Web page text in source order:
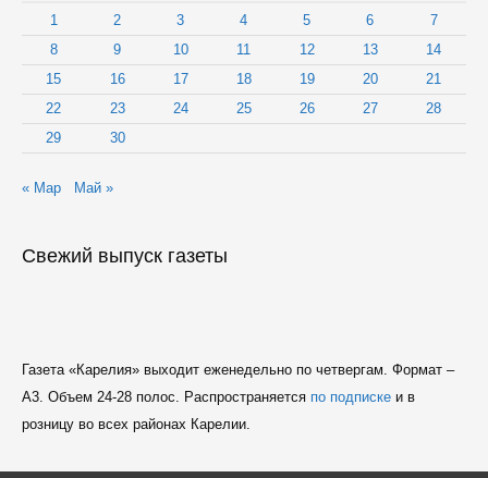
1 2 3 4 5 6
7
8
9 10 11 12 13
14
15
16 17 18 19 20
21
22
23 24 25 26 27
28
29
30
« Мар Май »
Свежий выпуск газеты
Газета «Карелия» выходит еженедельно по четвергам. Формат –
A3. Объем 24-28 полос. Распространяется по подпискеи в
розницу во всех районах Карелии.